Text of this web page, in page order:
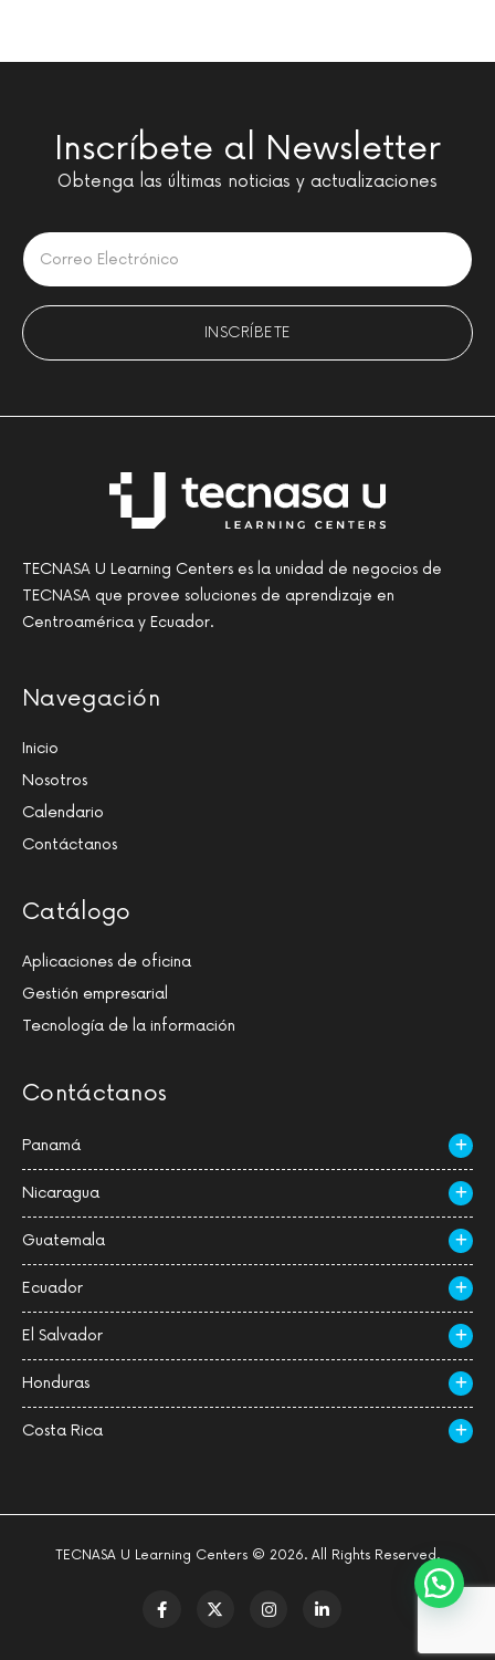
Inscríbete al Newsletter
Obtenga las últimas noticias y actualizaciones
Please leave this field empty.
TECNASA U Learning Centers es la unidad de negocios de
TECNASA que provee soluciones de aprendizaje en
Centroamérica y Ecuador.
Navegación
Inicio
Nosotros
Calendario
Contáctanos
Catálogo
Aplicaciones de oficina
Gestión empresarial
Tecnología de la información
Contáctanos
Panamá
Nicaragua
Guatemala
Ecuador
El Salvador
Honduras
Costa Rica
TECNASA U Learning Centers © 2026. All Rights Reserved.